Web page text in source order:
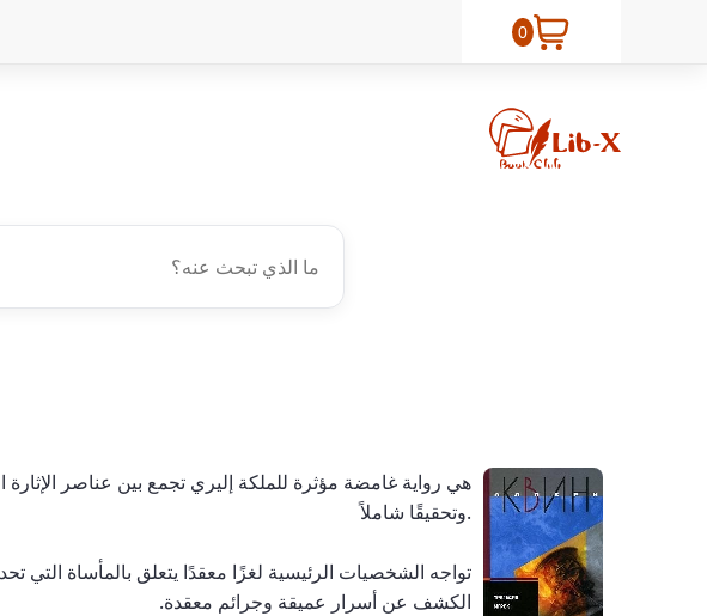
0
وتحقيقًا شاملاً.
تواجه الشخصيات الرئيسية لغزًا معقدًا يتعلق بالمأساة
الكشف عن أسرار عميقة وجرائم معقدة.